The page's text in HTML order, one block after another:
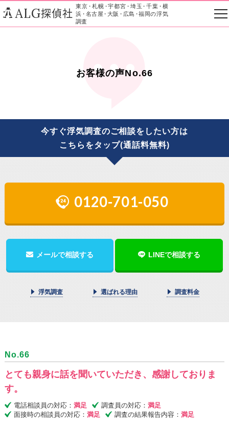
東京・札幌・宇都宮・埼玉・千葉・横
浜・名古屋・大阪 ・広島・福岡の浮気
調査
ALG探偵社
お客様の声No.66
今すぐ浮気調査のご相談をしたい方は
こちらをタップ(通話料無料)
0120-701-050
メールで相談する LINEで相談する
浮気調査 選ばれる理由 調査料金
No.66
とても親身に話を聞いていただき、感謝しておりま
す。
電話相談員の対応： 満足 調査員の対応： 満足
面接時の相談員の対応： 満足 調査の結果報告内容： 満足